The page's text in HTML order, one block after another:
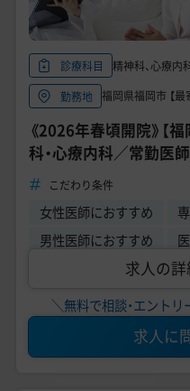
診療科目
精神科、心療内
勤務地 福岡県福岡市 【最
《2026年春頃開院》【
科・心療内科／常勤医
イン／週3日～・時短勤
こだわり条件
女性医師におすすめ
男性医師におすすめ
求人の
＼無料で相談・エント
求人に